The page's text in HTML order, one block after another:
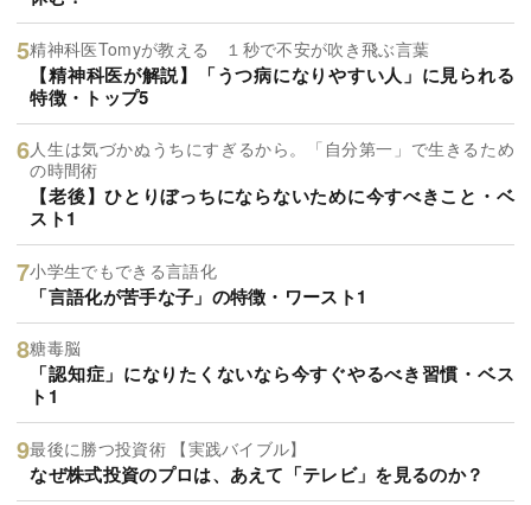
精神科医Tomyが教える １秒で不安が吹き飛ぶ言葉
【精神科医が解説】「うつ病になりやすい人」に見られる
特徴・トップ5
人生は気づかぬうちにすぎるから。「自分第一」で生きるため
の時間術
【老後】ひとりぼっちにならないために今すべきこと・ベ
スト1
小学生でもできる言語化
「言語化が苦手な子」の特徴・ワースト1
糖毒脳
「認知症」になりたくないなら今すぐやるべき習慣・ベス
ト1
最後に勝つ投資術 【実践バイブル】
なぜ株式投資のプロは、あえて「テレビ」を見るのか？